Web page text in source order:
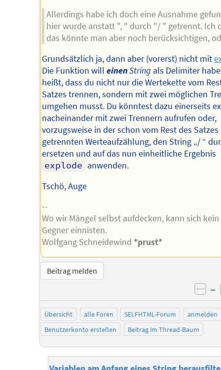
Allerdings habe ich doch eine Ausnahme
hier wurde anstatt ", " durch "/ " getrennt. Ich
das könnte man aber noch berücksichtigen,
Grundsätzlich ja, dann aber (vorerst) nicht mit
Die Funktion will einenString als Delimiter
heißt, dass du nicht nur die Wertekette vom
Satzes trennen, sondern mit zwei möglichen
umgehen musst. Du könntest dazu einerseits
nacheinander mit zwei Trennern aufrufen oder,
vorzugsweise in der schon vom Rest des Satzes
getrennten Werteaufzählung, den String „/ “
ersetzen und auf das nun einheitliche Ergebnis
explode anwenden.
Tschö, Auge
--
Wo wir Mängel selbst aufdecken, kann sich kein
Gegner einnisten.
Wolfgang Schneidewind *prust*
Beitrag melden
–
Übersicht alle Foren SELFHTML-Forum
anmelden
Benutzerkonto erstellen
Beitrag im Thread-Baum